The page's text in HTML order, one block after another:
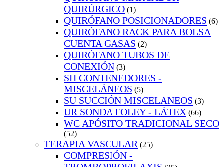
QUIRÚRGICO (1)
QUIRÓFANO POSICIONADORES (6)
QUIRÓFANO RACK PARA BOLSA
CUENTA GASAS (2)
QUIRÓFANO TUBOS DE
CONEXIÓN (3)
SH CONTENEDORES -
MISCELÁNEOS (5)
SU SUCCIÓN MISCELANEOS (3)
UR SONDA FOLEY - LÁTEX (66)
WC APÓSITO TRADICIONAL SECO
(52)
TERAPIA VASCULAR (25)
COMPRESIÓN -